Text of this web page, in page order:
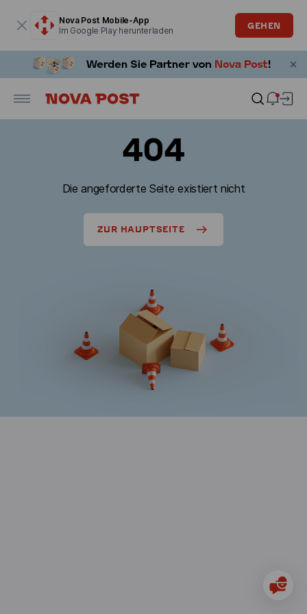
Nova Post Mobile-App
Im Google Play herunterladen
GEHEN
404
Die angeforderte Seite existiert nicht
ZUR HAUPTSEITE